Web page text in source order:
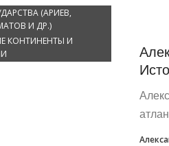
(АРИЕВ,
И ДР.)
КОНТИНЕНТЫ И